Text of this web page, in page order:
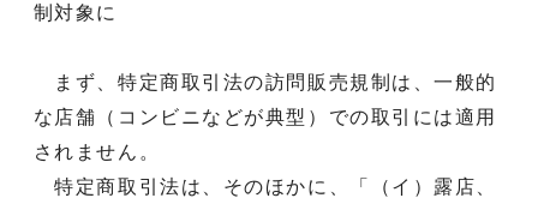
制対象に
まず、特定商取引法の訪問販売規制は、一般的
な店舗（コンビニなどが典型）での取引には適用
されません。
特定商取引法は、そのほかに、「（イ）露店、